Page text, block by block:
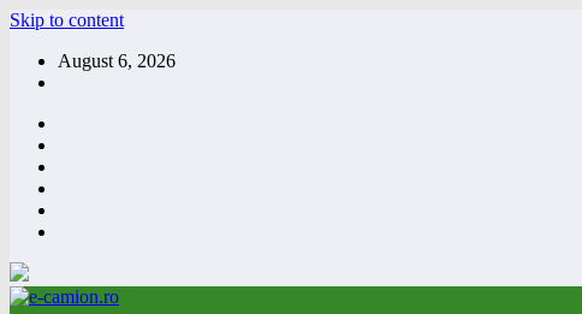
Skip to content
August 6, 2026